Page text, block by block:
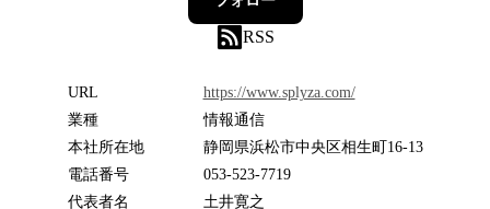
RSS
URL
https://www.splyza.com/
業種
情報通信
本社所在地
静岡県浜松市中央区相生町16-13
電話番号
053-523-7719
代表者名
土井寛之